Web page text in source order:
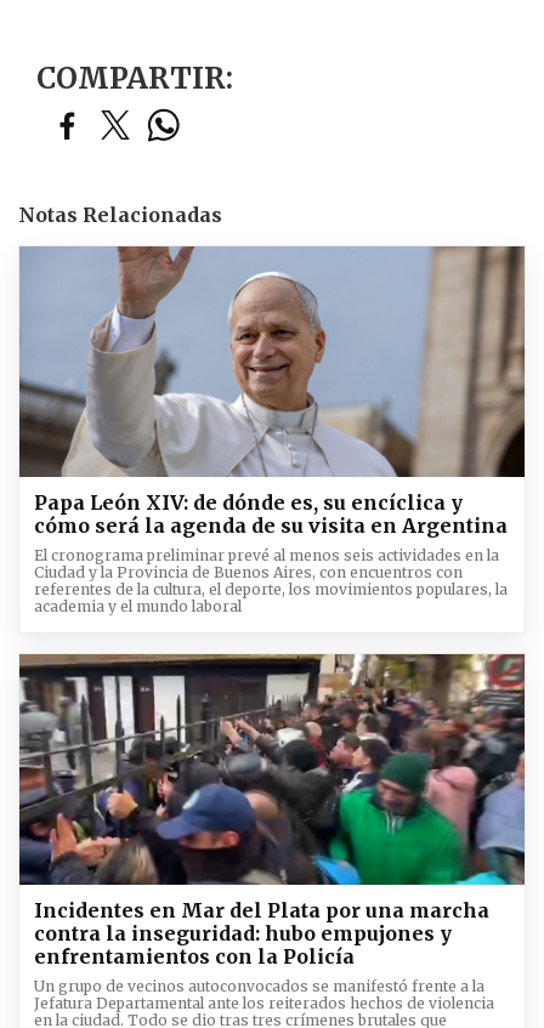
COMPARTIR:
Notas Relacionadas
Papa León XIV: de dónde es, su encíclica y
cómo será la agenda de su visita en Argentina
El cronograma preliminar prevé al menos seis actividades en la
Ciudad y la Provincia de Buenos Aires, con encuentros con
referentes de la cultura, el deporte, los movimientos populares, la
academia y el mundo laboral
Incidentes en Mar del Plata por una marcha
contra la inseguridad: hubo empujones y
enfrentamientos con la Policía
Un grupo de vecinos autoconvocados se manifestó frente a la
Jefatura Departamental ante los reiterados hechos de violencia
en la ciudad. Todo se dio tras tres crímenes brutales que